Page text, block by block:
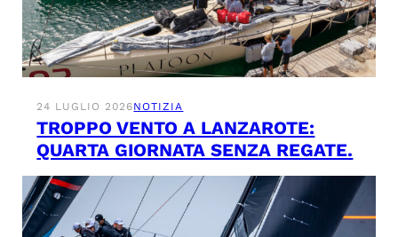
24 LUGLIO 2026NOTIZIA
TROPPO VENTO A LANZAROTE:
QUARTA GIORNATA SENZA REGATE.